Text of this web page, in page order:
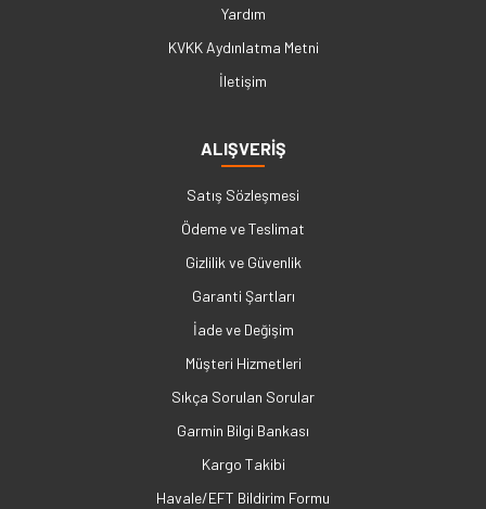
Yardım
KVKK Aydınlatma Metni
İletişim
ALIŞVERİŞ
Satış Sözleşmesi
Ödeme ve Teslimat
Gizlilik ve Güvenlik
Garanti Şartları
İade ve Değişim
Müşteri Hizmetleri
Sıkça Sorulan Sorular
Garmin Bilgi Bankası
Kargo Takibi
Havale/EFT Bildirim Formu